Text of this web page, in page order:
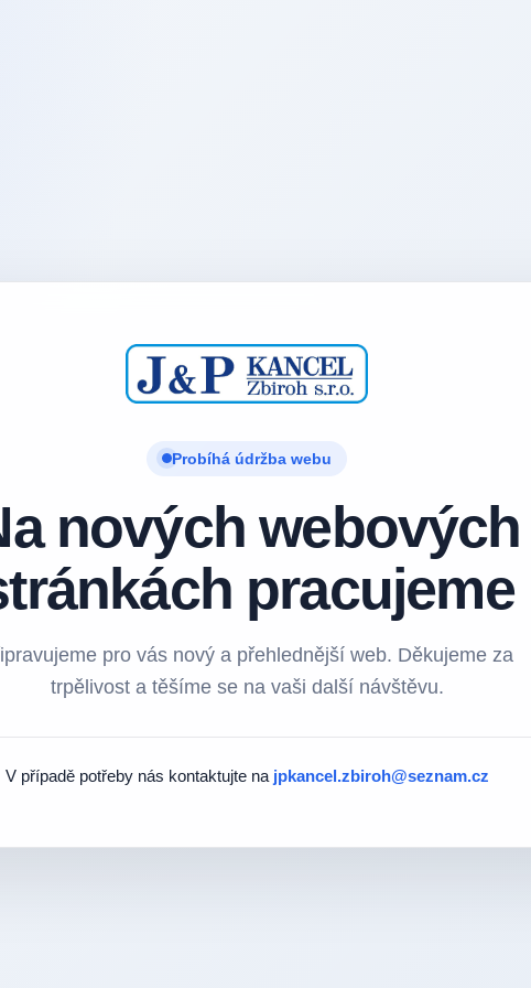
Probíhá údržba webu
nových webových
pracujeme
pro vás nový a přehlednější web. Děkujeme za
trpělivost a těšíme se na vaši další návštěvu.
V případě potřeby nás kontaktujte na jpkancel.zbiroh@seznam.cz